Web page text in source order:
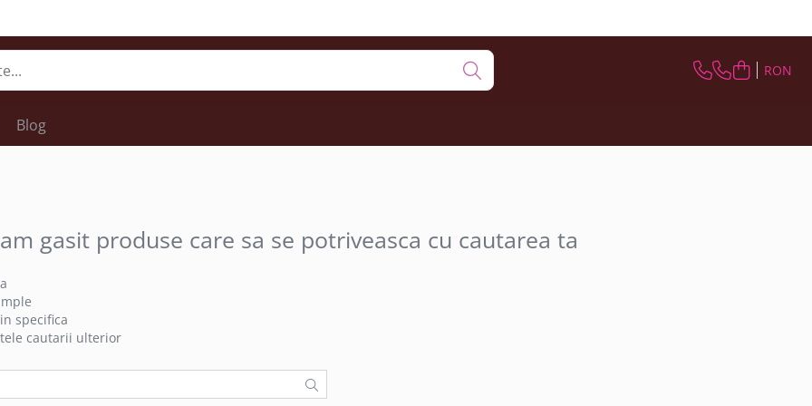
RON
Blog
gasit produse care sa se potriveasca cu cautarea ta
specifica
cautarii ulterior